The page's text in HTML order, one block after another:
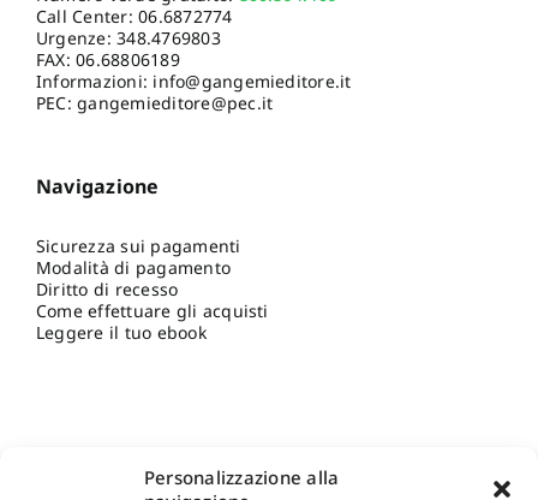
Personalizzazione alla
Call Center:06.6872774
Urgenze:348.4769803
FAX: 06.68806189
Informazioni: info@gangemieditore.it
PEC: gangemieditore@pec.it
Navigazione
Sicurezza sui pagamenti
Modalità di pagamento
Diritto di recesso
Come effettuare gli acquisti
Leggere il tuo ebook